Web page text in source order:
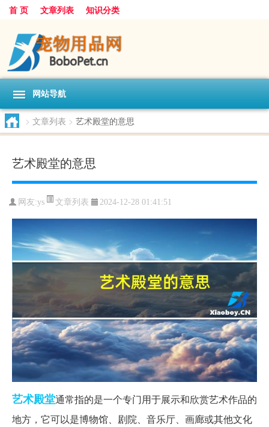
首 页 文章列表 知识分类
网站导航
> 文章列表 > 艺术殿堂的意思
艺术殿堂的意思
网友:ys 文章列表 2024-12-28 01:41:51
艺术殿堂通常指的是一个专门用于展示和欣赏艺术作品的
地方，它可以是博物馆、剧院、音乐厅、画廊或其他文化